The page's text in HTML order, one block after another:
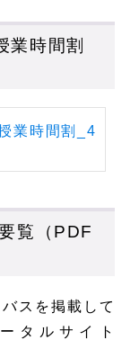
業時間割
業時間割_4
覧（PDF
スを掲載して
タルサイト